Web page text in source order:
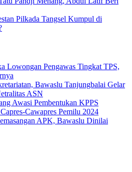
Pilkada Tangsel Kumpul di
Lowongan Pengawas Tingkat TPS,
Bawaslu Tanjungbalai Gelar
ASN
Awasi Pembentukan KPPS
Cawapres Pemilu 2024
APK, Bawaslu Dinilai